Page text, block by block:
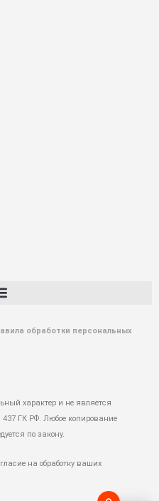
обработки персональных
характер и не является
437 ГК РФ. Любое копирование
по закону.
на обработку ваших